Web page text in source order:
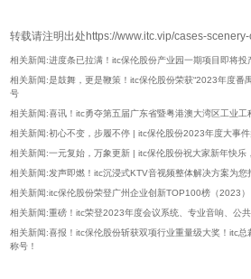
转载请注明出处https://www.itc.vip/cases-
相关新闻:进度条已拉满！itc保伦股份产业园一期项目即将投
相关新闻:是鼓舞，更是鞭策！itc保伦股份荣获“2023年度番
号
相关新闻:喜讯！itc勇夺第五届广东省暨粤港澳大湾区工业工
相关新闻:初心不变，步履不停 | itc保伦股份2023年度大事
相关新闻:一元复始，万象更新 | itc保伦股份祝大家新年快乐
相关新闻:发声即燃！itc沉浸式KTV音视频整体解决方案为您
相关新闻:itc保伦股份荣登广州企业创新TOP100榜（2023）
相关新闻:重磅！itc荣登2023年度会议系统、专业音响、公共
相关新闻:喜报！itc保伦股份斩获双项行业重量级大奖！itc总
称号！